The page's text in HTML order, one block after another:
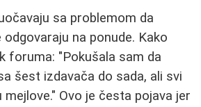
sa problemom da
na ponude. Kako
foruma: "Pokušala sam da
šest izdavača do sada, ali svi
Ovo je česta pojava jer